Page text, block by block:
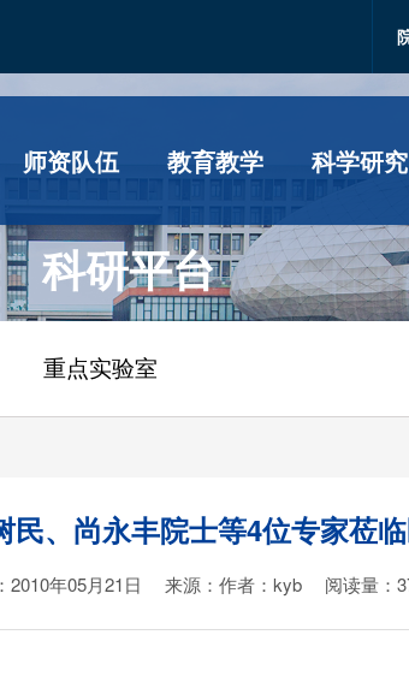
师资队伍 教育教学 科学研究
科研平台
重点实验室
民、尚永丰院士等4位专家莅
2010年05月21日 来源：作者：kyb 阅读量：